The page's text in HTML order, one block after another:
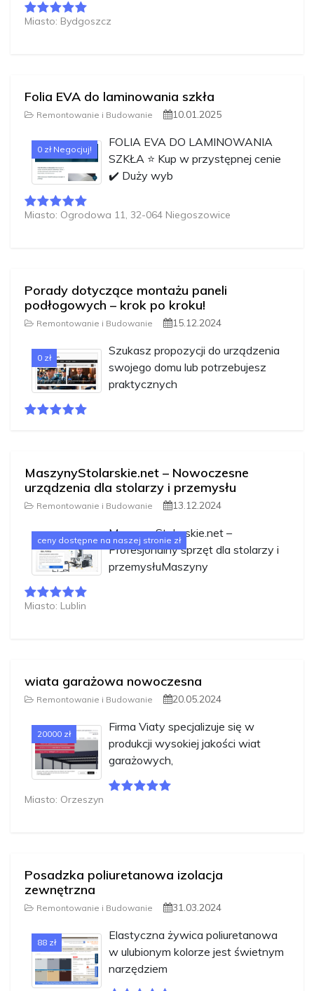
Miasto: Bydgoszcz
Folia EVA do laminowania szkła
Remontowanie i Budowanie 10.01.2025
0 zł Negocjuj!
FOLIA EVA DO LAMINOWANIA
SZKŁA ⭐️ Kup w przystępnej cenie
✔️ Duży wyb
Miasto: Ogrodowa 11, 32-064 Niegoszowice
Porady dotyczące montażu paneli
podłogowych – krok po kroku!
Remontowanie i Budowanie 15.12.2024
0 zł
Szukasz propozycji do urządzenia
swojego domu lub potrzebujesz
praktycznych
MaszynyStolarskie.net – Nowoczesne
urządzenia dla stolarzy i przemysłu
Remontowanie i Budowanie 13.12.2024
ceny dostępne na naszej stronie zł
MaszynyStolarskie.net –
Profesjonalny sprzęt dla stolarzy i
przemysłuMaszyny
Miasto: Lublin
wiata garażowa nowoczesna
Remontowanie i Budowanie 20.05.2024
20000 zł
Firma Viaty specjalizuje się w
produkcji wysokiej jakości wiat
garażowych,
Miasto: Orzeszyn
Posadzka poliuretanowa izolacja
zewnętrzna
Remontowanie i Budowanie 31.03.2024
88 zł
Elastyczna żywica poliuretanowa
w ulubionym kolorze jest świetnym
narzędziem